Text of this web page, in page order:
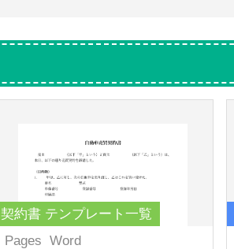
契約書 テンプレート一覧
Pages Word